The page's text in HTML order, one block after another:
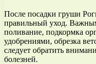
После посадки груши
правильный уход.
поливание, подкормка
удобрениями, обрезка
следует обратить
болезней.